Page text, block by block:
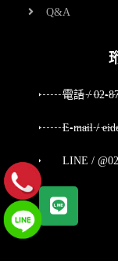
Q&A
電話 / 02-
E-mail /
LINE /